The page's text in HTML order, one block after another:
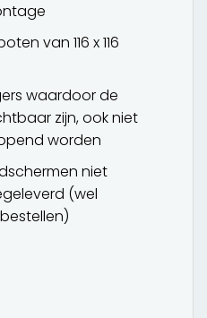
van 116 x 116
waardoor de
zijn, ook niet
worden
niet
(wel